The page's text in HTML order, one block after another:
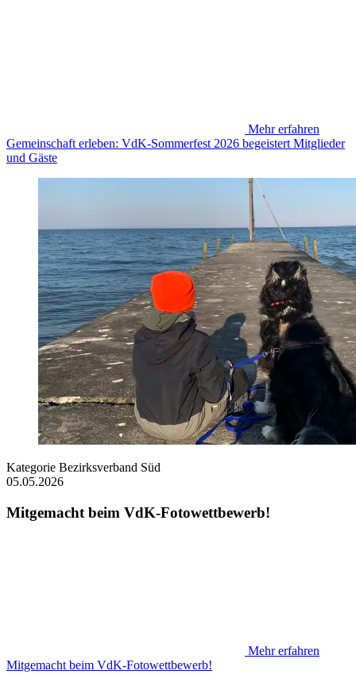
Mehr erfahren
Gemeinschaft erleben: VdK-Sommerfest 2026 begeistert Mitglieder
und Gäste
Kategorie Bezirksverband Süd
05.05.2026
Mitgemacht beim VdK-Fotowettbewerb!
Mehr erfahren
Mitgemacht beim VdK-Fotowettbewerb!